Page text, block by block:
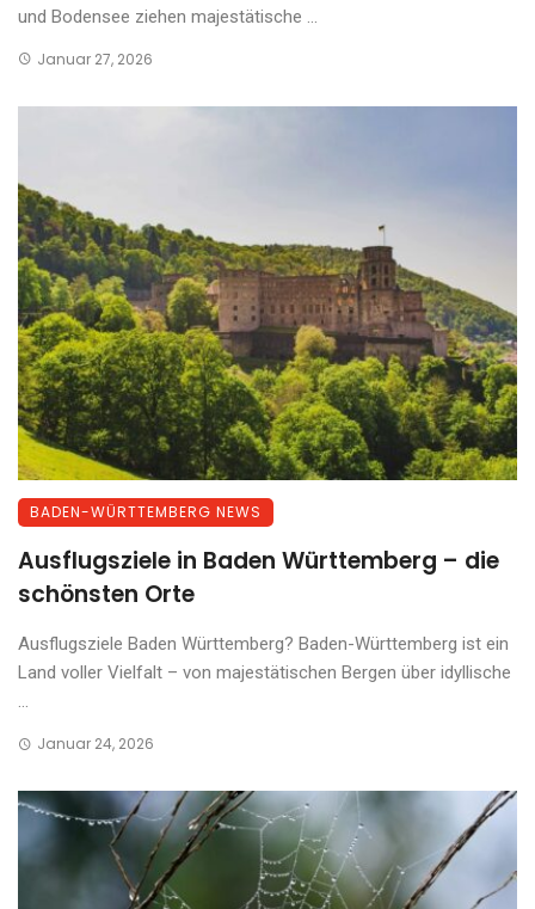
und Bodensee ziehen majestätische ...
Januar 27, 2026
BADEN-WÜRTTEMBERG NEWS
Ausflugsziele in Baden Württemberg – die
schönsten Orte
Ausflugsziele Baden Württemberg? Baden-Württemberg ist ein
Land voller Vielfalt – von majestätischen Bergen über idyllische
...
Januar 24, 2026